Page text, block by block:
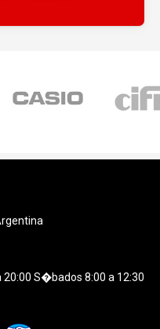
20:00 S�bados 8:00 a 12:30